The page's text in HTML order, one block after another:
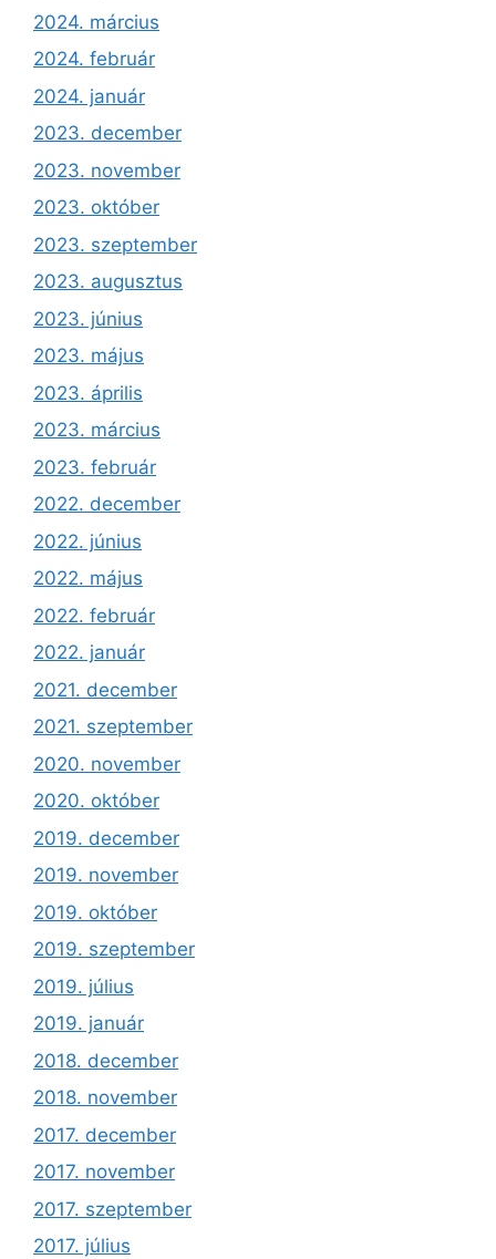
2024. március
2024. február
2024. január
2023. december
2023. november
2023. október
2023. szeptember
2023. augusztus
2023. június
2023. május
2023. április
2023. március
2023. február
2022. december
2022. június
2022. május
2022. február
2022. január
2021. december
2021. szeptember
2020. november
2020. október
2019. december
2019. november
2019. október
2019. szeptember
2019. július
2019. január
2018. december
2018. november
2017. december
2017. november
2017. szeptember
2017. július